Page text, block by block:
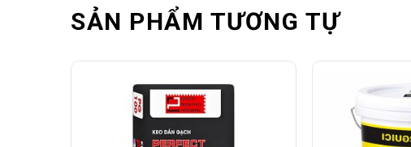
SẢN PHẨM TƯƠNG TỰ